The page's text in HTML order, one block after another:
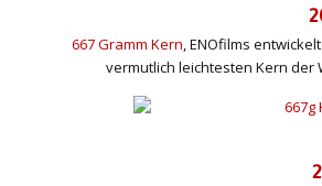
667 Gramm Kern, ENOfilms
vermutlich leichtesten Kern der